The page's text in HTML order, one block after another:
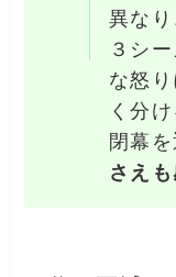
異な
３シ
な怒
く分
閉幕
さえ